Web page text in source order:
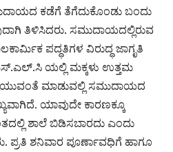
ಕಡೆಗೆ ತೆಗೆದುಕೊಂಡು ಬಂದು
ತಿಳಿಸಿದರು. ಸಮುದಾಯದಲ್ಲಿರುವ
ಪದ್ಧತಿಗಳ ವಿರುದ್ಧ ಜಾಗೃತಿ
ಯಲ್ಲಿ ಮಕ್ಕಳು ಉತ್ತಮ
ಮಾಡುವಲ್ಲಿ ಸಮುದಾಯದ
ಯಾವುದೇ ಕಾರಣಕ್ಕೂ
ಶಾಲೆ ಬಿಡಿಸಬಾರದು ಎಂದು
ಪ್ರತಿ ಶನಿವಾರ ಪೂರ್ಣಾವಧಿಗೆ ಹಾಗೂ